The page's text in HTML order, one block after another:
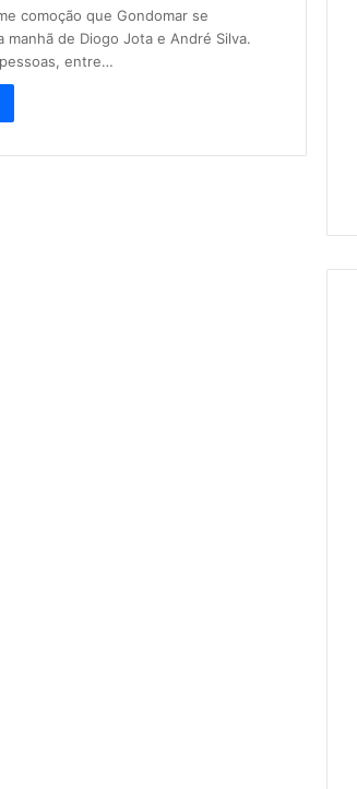
comoção que Gondomar se
manhã de Diogo Jota e André Silva.
entre…